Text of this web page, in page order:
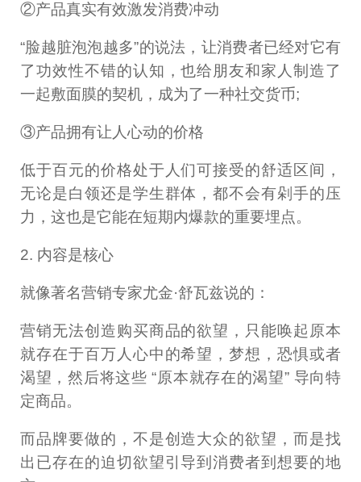
②产品真实有效激发消费冲动
“脸越脏泡泡越多”的说法，让消费者已经对它有
了功效性不错的认知，也给朋友和家人制造了
一起敷面膜的契机，成为了一种社交货币;
③产品拥有让人心动的价格
低于百元的价格处于人们可接受的舒适区间，
无论是白领还是学生群体，都不会有剁手的压
力，这也是它能在短期内爆款的重要埋点。
2. 内容是核心
就像著名营销专家尤金·舒瓦兹说的：
营销无法创造购买商品的欲望，只能唤起原本
就存在于百万人心中的希望，梦想，恐惧或者
渴望，然后将这些 “原本就存在的渴望” 导向特
定商品。
而品牌要做的，不是创造大众的欲望，而是找
出已存在的迫切欲望引导到消费者到想要的地